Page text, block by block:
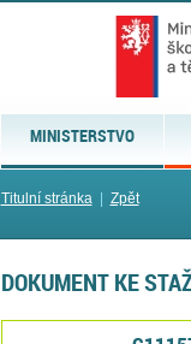
MINISTERSTVO
Titulní stránka| Zpět
DOKUMENT KE